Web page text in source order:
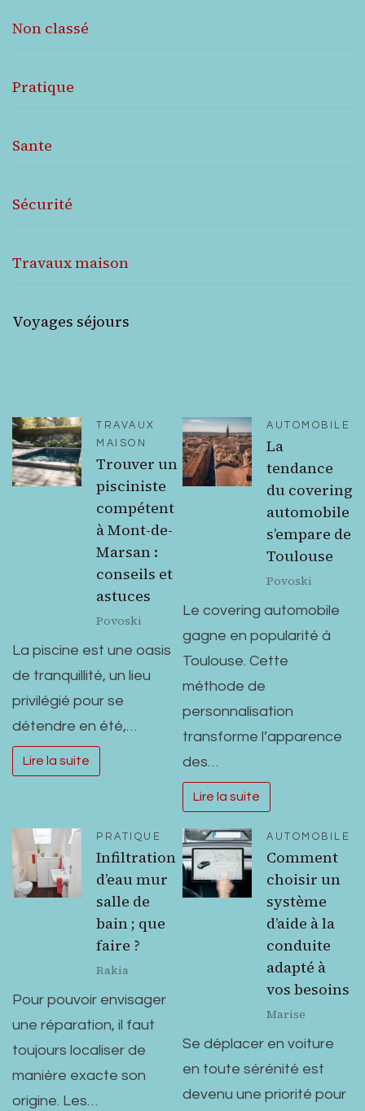
Non classé
Pratique
Sante
Sécurité
Travaux maison
Voyages séjours
TRAVAUX
MAISON
Trouver un
pisciniste
compétent
à Mont-de-
Marsan :
conseils et
astuces
Povoski
La piscine est une oasis
de tranquillité, un lieu
privilégié pour se
détendre en été,…
Lire la suite
AUTOMOBILE
La
tendance
du covering
automobile
s’empare de
Toulouse
Povoski
Le covering automobile
gagne en popularité à
Toulouse. Cette
méthode de
personnalisation
transforme l’apparence
des…
Lire la suite
PRATIQUE
Infiltration
d’eau mur
salle de
bain ; que
faire ?
Rakia
Pour pouvoir envisager
une réparation, il faut
toujours localiser de
manière exacte son
origine. Les…
AUTOMOBILE
Comment
choisir un
système
d’aide à la
conduite
adapté à
vos besoins
Marise
Se déplacer en voiture
en toute sérénité est
devenu une priorité pour